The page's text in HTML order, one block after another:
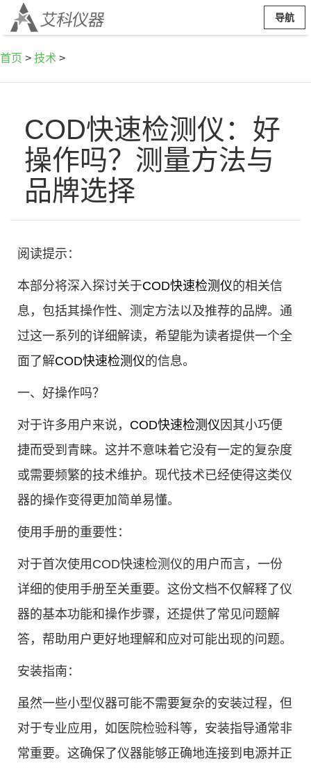
导航
首页 > 技术 >
COD快速检测仪：好
操作吗？测量方法与
品牌选择
阅读提示：
本部分将深入探讨关于COD快速检测仪的相关信
息，包括其操作性、测定方法以及推荐的品牌。通
过这一系列的详细解读，希望能为读者提供一个全
面了解COD快速检测仪的信息。
一、好操作吗？
对于许多用户来说， COD快速检测仪 因其小巧便
捷而受到青睐。这并不意味着它没有一定的复杂度
或需要频繁的技术维护。现代技术已经使得这类仪
器的操作变得更加简单易懂。
使用手册的重要性：
对于首次使用COD快速检测仪的用户而言，一份
详细的使用手册至关重要。这份文档不仅解释了仪
器的基本功能和操作步骤，还提供了常见问题解
答，帮助用户更好地理解和应对可能出现的问题。
安装指南：
虽然一些小型仪器可能不需要复杂的安装过程，但
对于专业应用，如医院检验科等，安装指导通常非
常重要。这确保了仪器能够正确地连接到电源并正